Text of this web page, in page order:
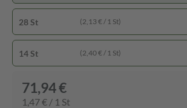
28 St (2,13 € / 1 St)
14 St (2,40 € / 1 St)
71,94 €
1,47 € / 1 St